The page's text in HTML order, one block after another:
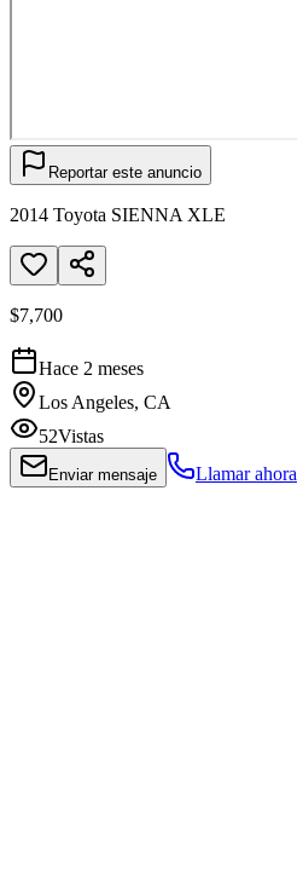
Reportar este anuncio
2014 Toyota SIENNA XLE
$7,700
Hace 2 meses
Los Angeles, CA
52Vistas
Enviar mensaje Llamar ahora